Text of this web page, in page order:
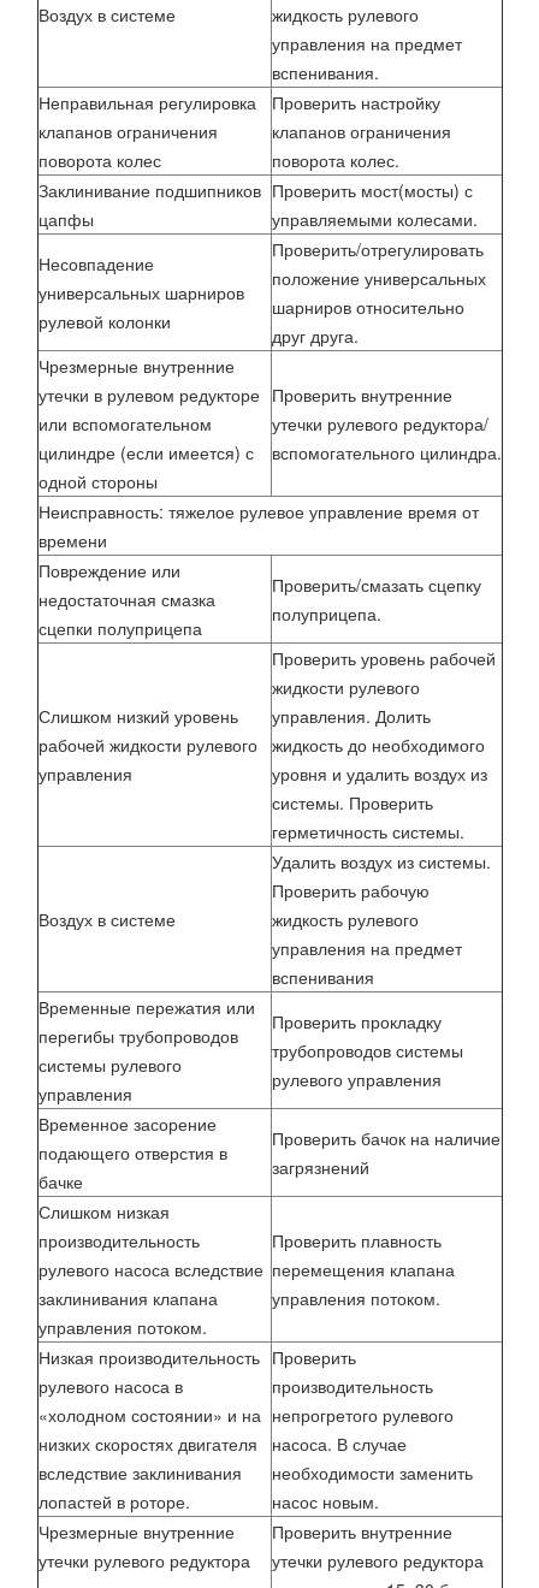
Воздух в системе
жидкость рулевого
управления на предмет
вспенивания.
Неправильная регулировка
клапанов ограничения
поворота колес
Проверить настройку
клапанов ограничения
поворота колес.
Заклинивание подшипников
цапфы
Проверить мост(мосты) с
управляемыми колесами.
Несовпадение
универсальных шарниров
рулевой колонки
Проверить/отрегулировать
положение универсальных
шарниров относительно
друг друга.
Чрезмерные внутренние
утечки в рулевом редукторе
или вспомогательном
цилиндре (если имеется) с
одной стороны
Проверить внутренние
утечки рулевого редуктора/
вспомогательного цилиндра.
Неисправность: тяжелое рулевое управление время от
времени
Повреждение или
недостаточная смазка
сцепки полуприцепа
Проверить/смазать сцепку
полуприцепа.
Слишком низкий уровень
рабочей жидкости рулевого
управления
Проверить уровень рабочей
жидкости рулевого
управления. Долить
жидкость до необходимого
уровня и удалить воздух из
системы. Проверить
герметичность системы.
Воздух в системе
Удалить воздух из системы.
Проверить рабочую
жидкость рулевого
управления на предмет
вспенивания
Временные пережатия или
перегибы трубопроводов
системы рулевого
управления
Проверить прокладку
трубопроводов системы
рулевого управления
Временное засорение
подающего отверстия в
бачке
Проверить бачок на наличие
загрязнений
Слишком низкая
производительность
рулевого насоса вследствие
заклинивания клапана
управления потоком.
Проверить плавность
перемещения клапана
управления потоком.
Низкая производительность
рулевого насоса в
«холодном состоянии» и на
низких скоростях двигателя
вследствие заклинивания
лопастей в роторе.
Проверить
производительность
непрогретого рулевого
насоса. В случае
необходимости заменить
насос новым.
Чрезмерные внутренние
утечки рулевого редуктора
Проверить внутренние
утечки рулевого редуктора